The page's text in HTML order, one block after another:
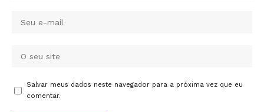
Salvar meus dados neste navegador para a próxima vez que eu
comentar.